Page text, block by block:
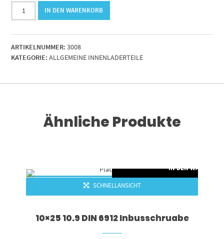
Adapter
22x1.5-
3/8"
tridec
IN DEN WARENKORB
ARTIKELNUMMER: 3008
KATEGORIE: ALLGEMEINE INNENLADERTEILE
Ähnliche Produkte
IN DEN
SCHNELLANSICHT
10×25 10.9 DIN 6912 Inbusschruabe